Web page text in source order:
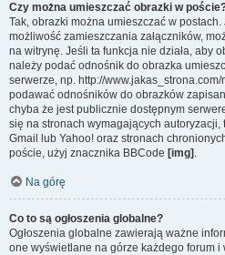
Czy można umieszczać obrazki w
Tak, obrazki można umieszczać w postach.
możliwość zamieszczania załączników,
na witrynę. Jeśli ta funkcja nie działa, aby
należy podać odnośnik do obrazka
serwerze, np. http://
podawać odnośników do obrazków
chyba że jest publicznie dostępnym
się na stronach wymagających
Gmail lub Yahoo! oraz stronach
poście, użyj znacznika BBCode [img] .
Na górę
Co to są ogłoszenia globalne?
Ogłoszenia globalne zawierają ważne
one wyświetlane na górze każdego forum